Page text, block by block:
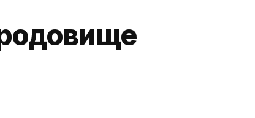
родовище